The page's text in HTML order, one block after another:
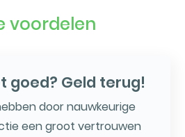
voordelen
goed? Geld terug!
door nauwkeurige
een groot vertrouwen